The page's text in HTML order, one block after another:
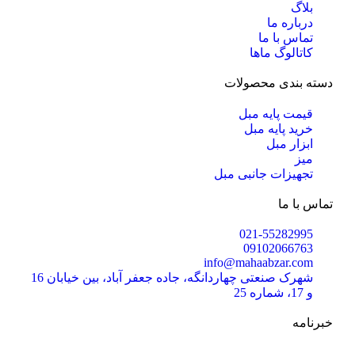
بلاگ
درباره ما
تماس با ما
کاتالوگ ماها
دسته بندی محصولات
قیمت پایه مبل
خرید پایه مبل
ابزار مبل
میز
تجهیزات جانبی مبل
تماس با ما
021-55282995
09102066763
info@mahaabzar.com
شهرک صنعتی چهاردانگه، جاده جعفر آباد، بین خیابان 16
و 17، شماره 25
خبرنامه